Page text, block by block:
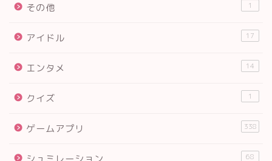
その他 1
アイドル 17
エンタメ 14
クイズ 1
ゲームアプリ 338
68